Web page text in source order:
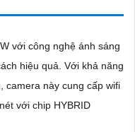
với công nghệ ánh sáng
Với khả năng
camera này cung cấp wifi
với chip HYBRID